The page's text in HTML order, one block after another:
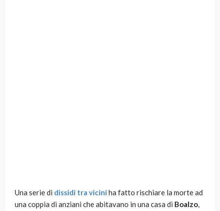
Una serie di dissidi tra vicini ha fatto rischiare la morte ad
una coppia di anziani che abitavano in una casa di Boalzo,